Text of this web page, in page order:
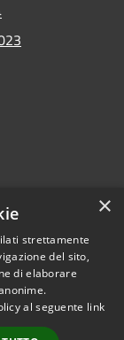
2026 • Comune di
×
strettamente
del sito,
di elaborare
al seguente link